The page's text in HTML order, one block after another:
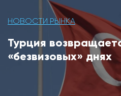
НОВОСТИ РЫНКА
Турция
«безвизовых» днях